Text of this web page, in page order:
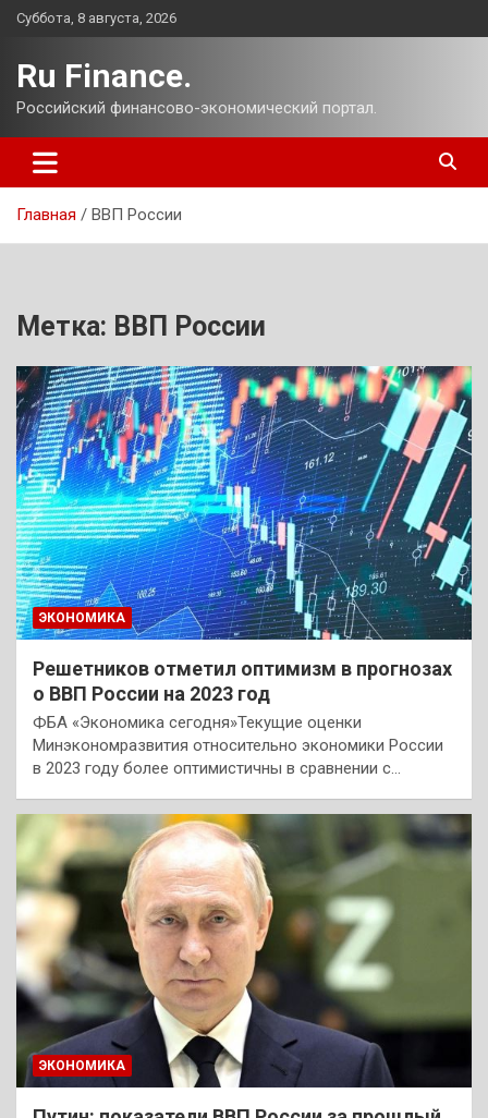
Перейти
Суббота, 8 августа, 2026
Ru Finance.
Российский финансово-экономический портал.
Главная ВВП России
Метка: ВВП России
ЭКОНОМИКА
Решетников отметил оптимизм в прогнозах
о ВВП России на 2023 год
ФБА «Экономика сегодня»Текущие оценки
Минэкономразвития относительно экономики России
в 2023 году более оптимистичны в сравнении с…
ЭКОНОМИКА